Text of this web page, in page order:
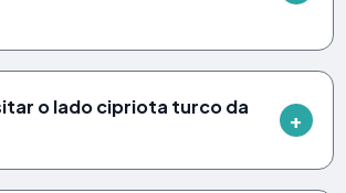
o lado cipriota turco da